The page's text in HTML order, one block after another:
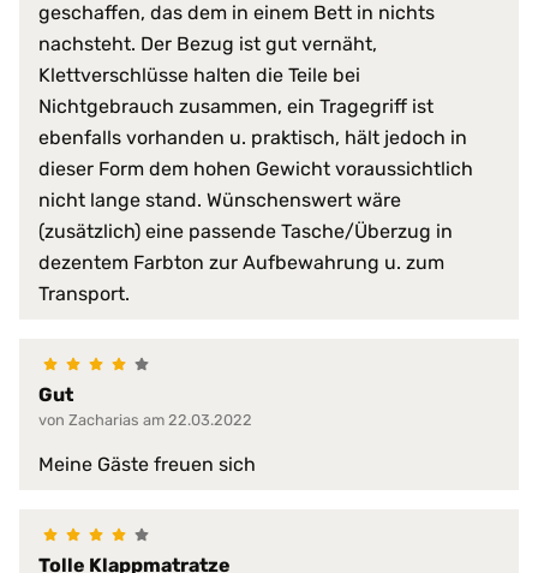
Schlafposition:
Bauchschläfer*innen
Seitenschläfer*innen
Rückenschläfer*innen
Trockner: nein
Verschlussart: 3-Seiten-
Waschmaschine: nicht
Wendegriffe:
geschaffen, das dem in einem Bett in nichts
nachsteht. Der Bezug ist gut vernäht,
Klettverschlüsse halten die Teile bei
Nichtgebrauch zusammen, ein Tragegriff ist
ebenfalls vorhanden u. praktisch, hält jedoch in
dieser Form dem hohen Gewicht voraussichtlich
nicht lange stand. Wünschenswert wäre
(zusätzlich) eine passende Tasche/Überzug in
dezentem Farbton zur Aufbewahrung u. zum
Transport.
Gut
von Zacharias am 22.03.2022
Meine Gäste freuen sich
Tolle Klappmatratze